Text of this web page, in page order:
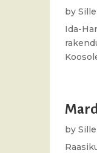
by
Ida-
by